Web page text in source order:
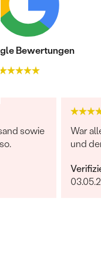
hergestellt
Bewertungen
sowie
War
und